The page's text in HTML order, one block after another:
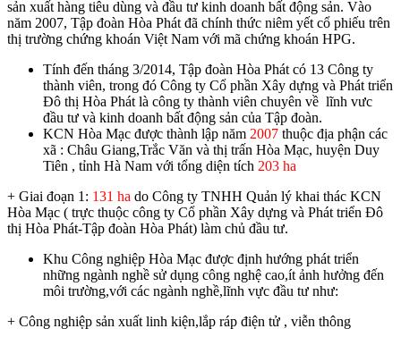
sản xuất hàng tiêu dùng và đầu tư kinh doanh bất động sản. Vào
năm 2007, Tập đoàn Hòa Phát đã chính thức niêm yết cổ phiếu trên
thị trường chứng khoán Việt Nam với mã chứng khoán HPG.
Tính đến tháng 3/2014, Tập đoàn Hòa Phát có 13 Công ty
thành viên, trong đó Công ty Cổ phần Xây dựng và Phát triển
Đô thị Hòa Phát là công ty thành viên chuyên về lĩnh vưc
đầu tư và kinh doanh bất động sản của Tập đoàn.
KCN Hòa Mạc được thành lập năm 2007 thuộc địa phận các
xã : Châu Giang,Trắc Văn và thị trấn Hòa Mạc, huyện Duy
Tiên , tỉnh Hà Nam với tổng diện tích 203 ha
+ Giai đoạn 1: 131 ha do Công ty TNHH Quản lý khai thác KCN
Hòa Mạc ( trực thuộc công ty Cổ phần Xây dựng và Phát triển Đô
thị Hòa Phát-Tập đoàn Hòa Phát) làm chủ đầu tư.
Khu Công nghiệp Hòa Mạc được định hướng phát triển
những ngành nghề sử dụng công nghệ cao,ít ảnh hưởng đến
môi trường,với các ngành nghề,lĩnh vực đầu tư như:
+ Công nghiệp sản xuất linh kiện,lắp ráp điện tử , viễn thông